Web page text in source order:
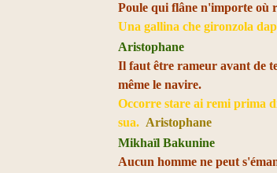
Poule qui flâne n'importe où
Una gallina che gironzola
Aristophane
Il faut être rameur avant de
même le navire.
Occorre stare ai remi prima
sua. Aristophane
Mikhaïl Bakunine
Aucun homme ne peut